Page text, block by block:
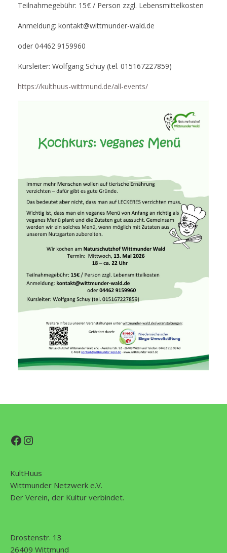
Teilnahmegebühr: 15€ / Person zzgl. Lebensmittelkosten
Anmeldung: kontakt@wittmunder-wald.de
oder 04462 9159960
Kursleiter: Wolfgang Schuy (tel. 015167227859)
https://kulthuus-wittmund.de/all-events/
Facebook
Instagram
KultHuus
Wittmunder Netzwerk e.V.
Der Verein, der Kultur verbindet.
Drostenstr. 13
26409 Wittmund